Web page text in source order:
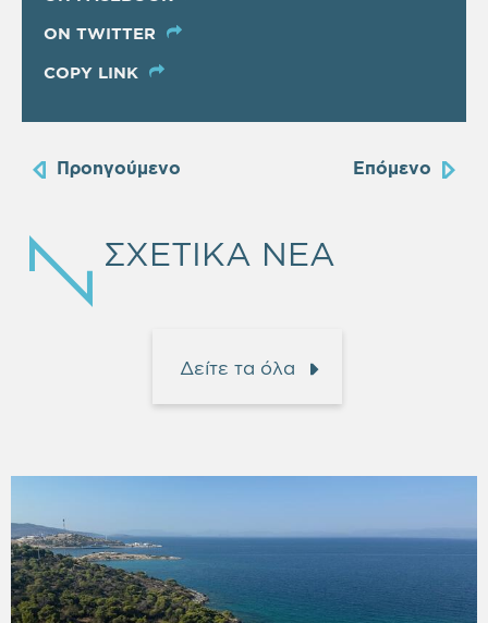
ON TWITTER
COPY LINK
Προηγούμενο Επόμενο
ΣΧΕΤΙΚΑ ΝΕΑ
Δείτε τα όλα